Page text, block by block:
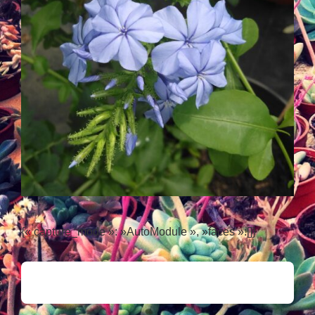
{« capture_mode »: »AutoModule », »faces »:[]}